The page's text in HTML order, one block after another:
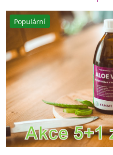
Populární